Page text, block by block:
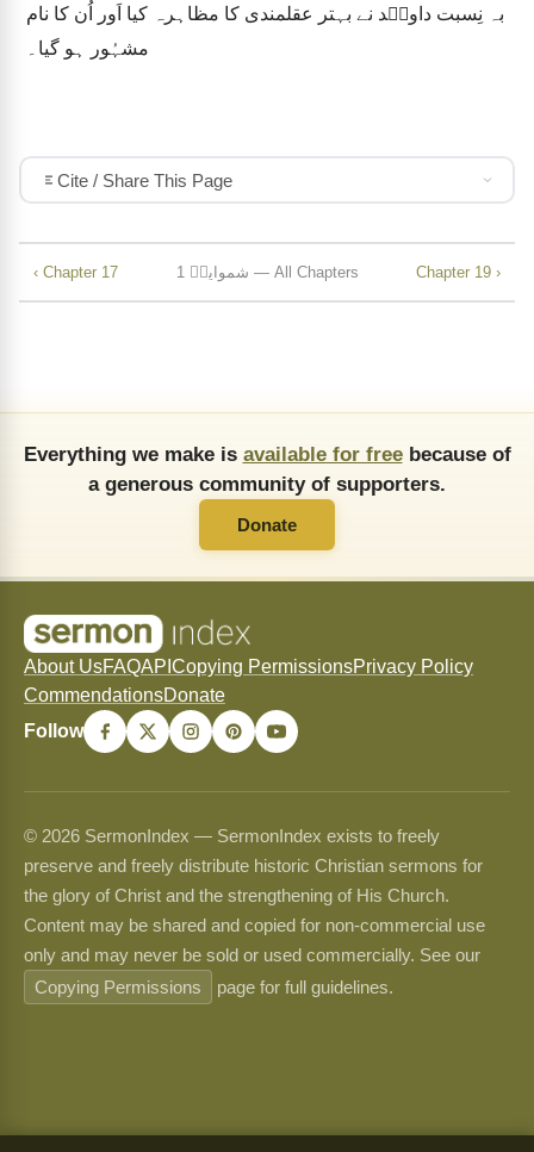
بہ نِسبت داویؔد نے بہتر عقلمندی کا مظاہرہ کیا اَور اُن کا نام
مشہُور ہو گیا۔
Cite / Share This Page
‹ Chapter 17 1 شموایلؔ — All Chapters Chapter 19 ›
Everything we make is available for freebecause of
a generous community of supporters.
Donate
About UsFAQAPI Copying PermissionsPrivacy Policy
CommendationsDonate
Follow
© 2026 SermonIndex — SermonIndex exists to freely
preserve and freely distribute historic Christian sermons for
the glory of Christ and the strengthening of His Church.
Content may be shared and copied for non-commercial use
only and may never be sold or used commercially. See our
Copying Permissions
page for full guidelines.